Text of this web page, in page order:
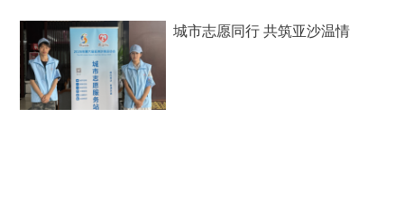
城市志愿同行 共筑亚沙温情